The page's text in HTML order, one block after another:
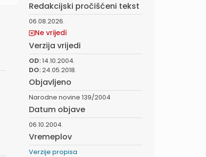
Redakcijski pročišćeni tekst
06.08.2026.
Ne vrijedi
Verzija vrijedi
OD:14.10.2004.
DO:24.05.2018.
Objavljeno
Narodne novine 139/2004
Datum objave
06.10.2004.
Vremeplov
Verzije propisa